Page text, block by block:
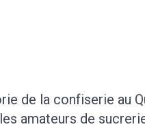
de la confiserie au
amateurs de